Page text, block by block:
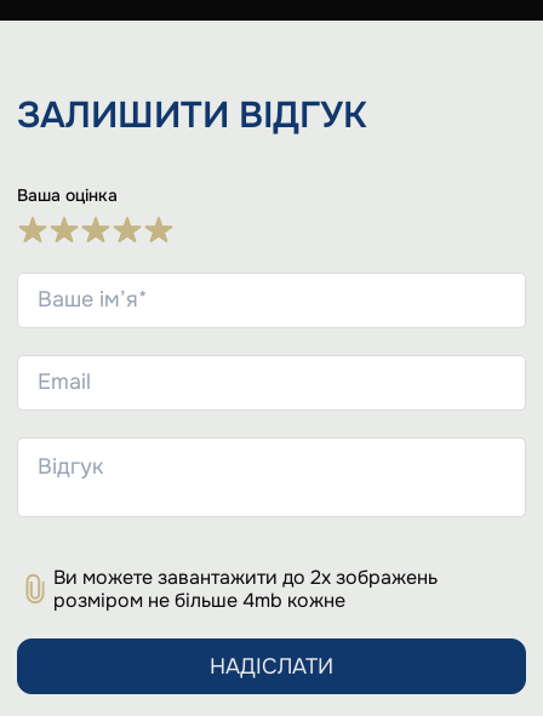
ЗАЛИШИТИ ВІДГУК
Ваша оцінка
Ви можете завантажити до 2х зображень
розміром не більше 4mb кожне
НАДІСЛАТИ